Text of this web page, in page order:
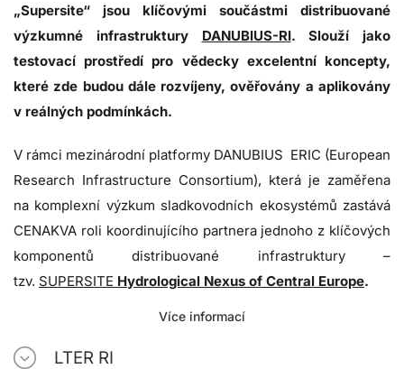
„Supersite“ jsou klíčovými součástmi distribuované
výzkumné infrastruktury DANUBIUS-RI. Slouží jako
testovací prostředí pro vědecky excelentní koncepty,
které zde budou dále rozvíjeny, ověřovány a aplikovány
v reálných podmínkách.
V rámci mezinárodní platformy DANUBIUS ERIC (European
Research Infrastructure Consortium), která je zaměřena
na komplexní výzkum sladkovodních ekosystémů zastává
CENAKVA roli koordinujícího partnera jednoho z klíčových
komponentů distribuované infrastruktury –
tzv. SUPERSITE Hydrological Nexus of Central Europe.
Více informací
LTER RI